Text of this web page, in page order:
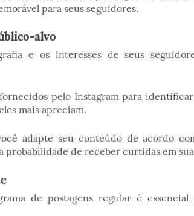
para seus seguidores.
alvo
e os interesses de seus
pelo Instagram para
mais apreciam.
adapte seu conteúdo de acordo
probabilidade de receber curtidas em
de postagens regular é